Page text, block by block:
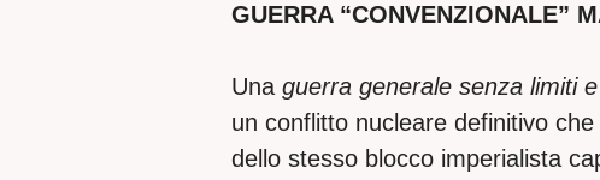
GUERRA “CONVENZIONALE”
Una guerra generale senza limiti
un conflitto nucleare definitivo
dello stesso blocco imperialista